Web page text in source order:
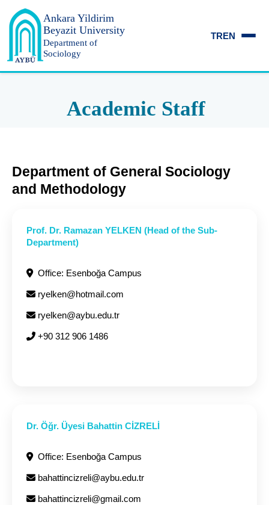
Ankara Yildirim
Beyazit University
Department of
Sociology
TREN
Academic Staff
Department of General Sociology
and Methodology
Prof. Dr. Ramazan YELKEN (Head of the Sub-
Department)
Office: Esenboğa Campus
ryelken@hotmail.com
ryelken@aybu.edu.tr
+90 312 906 1486
Dr. Öğr. Üyesi Bahattin CİZRELİ
Office: Esenboğa Campus
bahattincizreli@aybu.edu.tr
bahattincizreli@gmail.com